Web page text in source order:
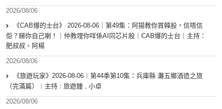
2026/08/06
《CAB爆的士台》 2026-08-06｜第49集：阿揚教你買韓股，信唔信
佢？睇你自己喇！｜仲教埋你咩係AI同芯片股｜CAB爆的士台｜主持：
肥叔叔、阿楊
2026/08/06
《旅遊玩家》2026-08-06︱第44季第10集：兵庫縣 灘五鄉酒造之旅
（完滿篇）︱主持 : 旅遊鍾 , 小卓
2026/08/06